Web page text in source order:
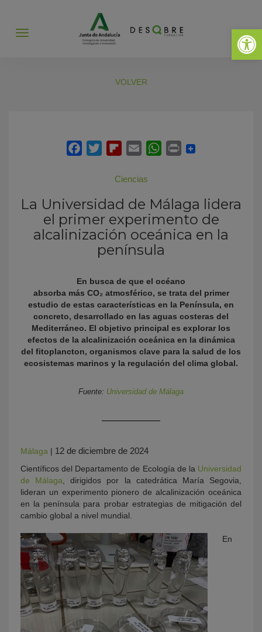
Abrir
Abrir
VOLVER
Ciencias
La Universidad de Málaga lidera
el primer experimento de
alcalinización oceánica en la
península
En busca de que el océano
absorba más CO₂ atmosférico, se trata del primer
estudio de estas características en la Península, en
concreto, desarrollado en las aguas costeras del
Mediterráneo. El objetivo principal es explorar los
efectos de la alcalinización oceánica en la dinámica
del fitoplancton, organismos clave para la salud de los
ecosistemas marinos y la regulación del clima global.
Fuente: Universidad de Málaga
Málaga | 12 de diciembre de 2024
Científicos del Departamento de Ecología de la Universidad
de Málaga , dirigidos por la catedrática María Segovia,
lideran un experimento pionero de alcalinización oceánica
en la península para probar estrategias de mitigación del
cambio global a nivel mundial.
En